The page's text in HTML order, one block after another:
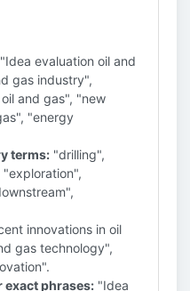
"Idea evaluation oil and
gas industry",
and gas", "new
"energy
terms: "drilling",
innovations in oil
gas technology",
exact phrases: "Idea